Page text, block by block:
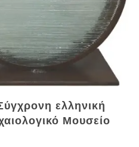
ελληνική
Μουσείο